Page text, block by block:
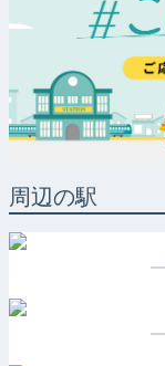
周辺の駅